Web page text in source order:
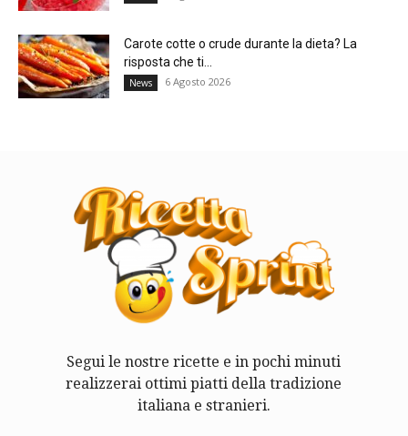
Carote cotte o crude durante la dieta? La
risposta che ti...
News 6 Agosto 2026
Segui le nostre ricette e in pochi minuti
realizzerai ottimi piatti della tradizione
italiana e stranieri.